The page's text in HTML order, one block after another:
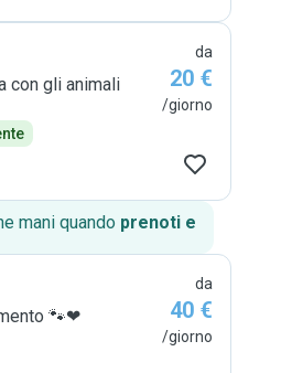
con gli animali
da
20 €
/giorno
mani quando prenoti e
🐾❤
da
40 €
/giorno